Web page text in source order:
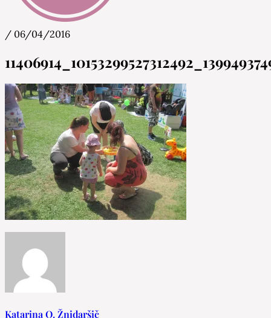
Mamina Maza
/ 06/04/2016
Katarina O. Žnidaršič